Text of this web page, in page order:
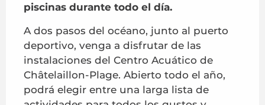
piscinas durante todo el día.
A dos pasos del océano, junto al puerto
deportivo, venga a disfrutar de las
instalaciones del Centro Acuático de
Châtelaillon-Plage. Abierto todo el año,
podrá elegir entre una larga lista de